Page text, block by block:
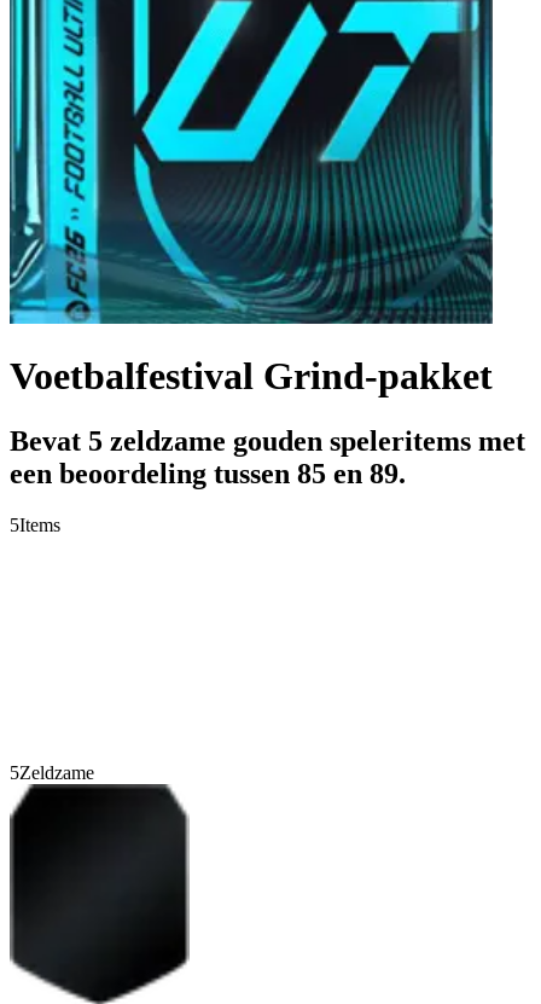
Voetbalfestival Grind-pakket
Bevat 5 zeldzame gouden speleritems met
een beoordeling tussen 85 en 89.
5Items
5Zeldzame